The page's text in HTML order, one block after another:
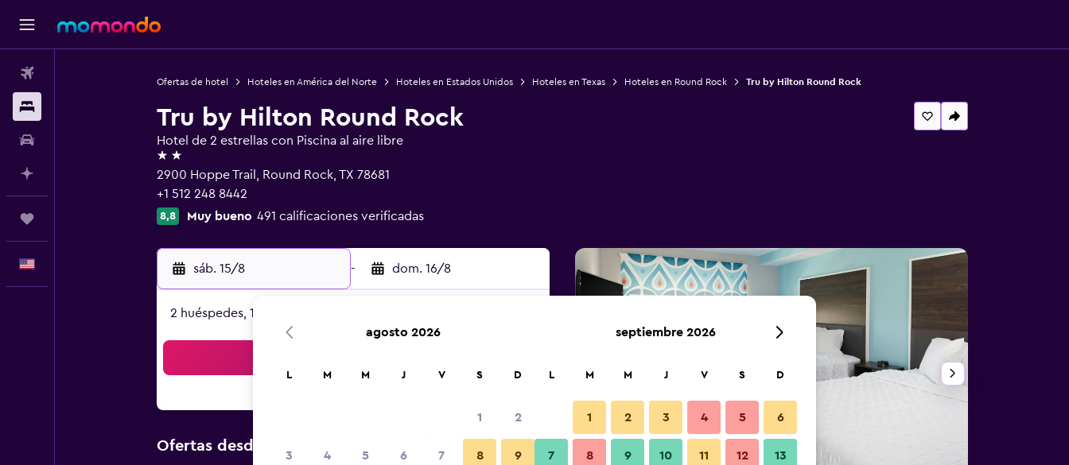
Ofertas de hotel Hoteles en América del Norte Hoteles en Estados Unidos Hoteles en Texas Hoteles en Round Rock Tru by Hilton Round Rock
Tru by Hilton Round Rock
Hotel de 2 estrellas con Piscina al aire libre
2 estrellas
2900 Hoppe Trail, Round Rock, TX 78681
+1 512 248 8442
8,8 Muy bueno 491 calificaciones verificadas
sáb. 15/8 - dom. 16/8
2 huéspedes, 1 habitación
Ofertas desde Oferta más barata de precio por noche
agosto 2026
L M M J V S D
1 2
3 4 5 6 7 8 9
septiembre 2026
L M M J V S D
1 2 3 4 5 6
7 8 9 10 11 12 13